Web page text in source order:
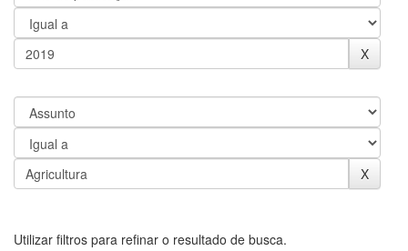
Utilizar filtros para refinar o resultado de busca.